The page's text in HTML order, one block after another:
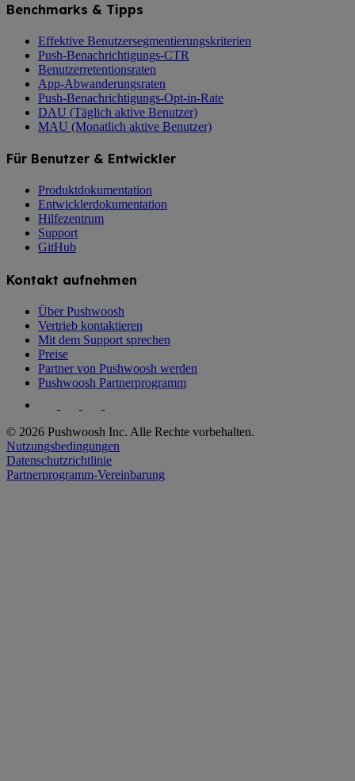
Benchmarks & Tipps
Effektive Benutzersegmentierungskriterien
Push-Benachrichtigungs-CTR
Benutzerretentionsraten
App-Abwanderungsraten
Push-Benachrichtigungs-Opt-in-Rate
DAU (Täglich aktive Benutzer)
MAU (Monatlich aktive Benutzer)
Für Benutzer & Entwickler
Produktdokumentation
Entwicklerdokumentation
Hilfezentrum
Support
GitHub
Kontakt aufnehmen
Über Pushwoosh
Vertrieb kontaktieren
Mit dem Support sprechen
Preise
Partner von Pushwoosh werden
Pushwoosh Partnerprogramm
© 2026 Pushwoosh Inc. Alle Rechte vorbehalten.
Nutzungsbedingungen
Datenschutzrichtlinie
Partnerprogramm-Vereinbarung